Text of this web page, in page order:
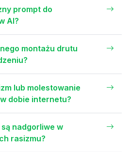
prompt do
AI?
montażu drutu
lub molestowanie
dobie internetu?
nadgorliwe w
rasizmu?